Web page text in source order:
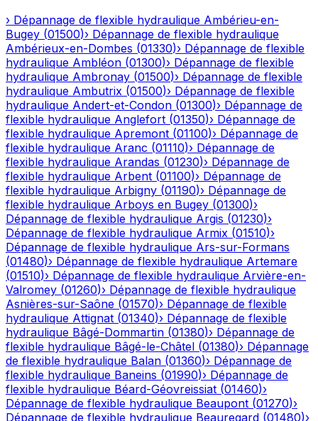
› Dépannage de flexible hydraulique Ambérieu-en-
Bugey (01500)› Dépannage de flexible hydraulique
Ambérieux-en-Dombes (01330)› Dépannage de flexible
hydraulique Ambléon (01300)› Dépannage de flexible
hydraulique Ambronay (01500)› Dépannage de flexible
hydraulique Ambutrix (01500)› Dépannage de flexible
hydraulique Andert-et-Condon (01300)› Dépannage de
flexible hydraulique Anglefort (01350)› Dépannage de
flexible hydraulique Apremont (01100)› Dépannage de
flexible hydraulique Aranc (01110)› Dépannage de
flexible hydraulique Arandas (01230)› Dépannage de
flexible hydraulique Arbent (01100)› Dépannage de
flexible hydraulique Arbigny (01190)› Dépannage de
flexible hydraulique Arboys en Bugey (01300)›
Dépannage de flexible hydraulique Argis (01230)›
Dépannage de flexible hydraulique Armix (01510)›
Dépannage de flexible hydraulique Ars-sur-Formans
(01480)› Dépannage de flexible hydraulique Artemare
(01510)› Dépannage de flexible hydraulique Arvière-en-
Valromey (01260)› Dépannage de flexible hydraulique
Asnières-sur-Saône (01570)› Dépannage de flexible
hydraulique Attignat (01340)› Dépannage de flexible
hydraulique Bâgé-Dommartin (01380)› Dépannage de
flexible hydraulique Bâgé-le-Châtel (01380)› Dépannage
de flexible hydraulique Balan (01360)› Dépannage de
flexible hydraulique Baneins (01990)› Dépannage de
flexible hydraulique Béard-Géovreissiat (01460)›
Dépannage de flexible hydraulique Beaupont (01270)›
Dépannage de flexible hydraulique Beauregard (01480)›